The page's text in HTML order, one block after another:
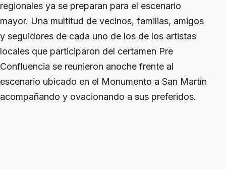
regionales ya se preparan para el escenario
mayor. Una multitud de vecinos, familias, amigos
y seguidores de cada uno de los de los artistas
locales que participaron del certamen Pre
Confluencia se reunieron anoche frente al
escenario ubicado en el Monumento a San Martín
acompañando y ovacionando a sus preferidos.